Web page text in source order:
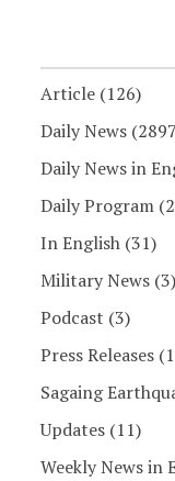
Article (126)
Daily News
Daily News in
Daily Program
In English (31)
Military News (3)
Podcast (3)
Press Releases
Sagaing
Updates (11)
Weekly News in